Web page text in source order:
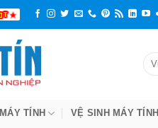
TÍNH VỆ SINH MÁY TÍNH